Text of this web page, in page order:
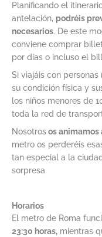
Planificando el
antelación, podréis
necesarios. De este
conviene comprar
por días o incluso el
Si viajáis con
su condición física y
los niños menores de
toda la red de
Nosotrosos animamos
metro os perderéis
tan especial a la
sorpresa
Horarios
El metro de Roma
23:30 horas, mientras